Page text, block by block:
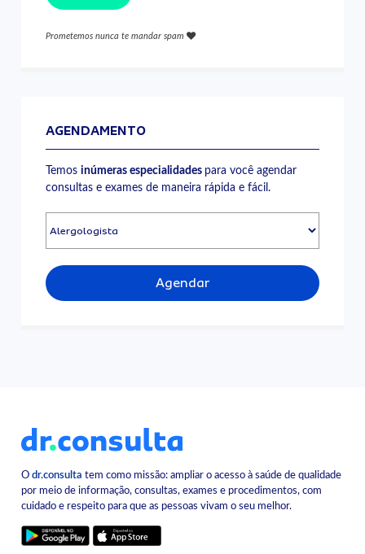
Prometemos nunca te mandar spam
AGENDAMENTO
Temosinúmeras especialidades para você agendar
consultas e exames de maneira rápida e fácil.
Agendar
Odr.consulta tem como missão: ampliar o acesso à saúde de qualidade
por meio de informação, consultas, exames e procedimentos, com
cuidado e respeito para que as pessoas vivam o seu melhor.